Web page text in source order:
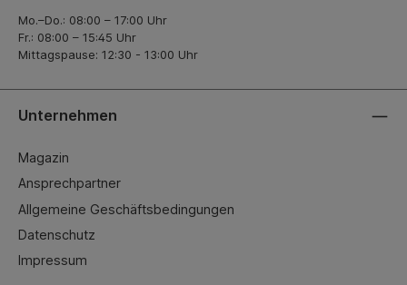
Mo.–Do.: 08:00 – 17:00 Uhr
Fr.: 08:00 – 15:45 Uhr
Mittagspause: 12:30 - 13:00 Uhr
Unternehmen
Magazin
Ansprechpartner
Allgemeine Geschäftsbedingungen
Datenschutz
Impressum